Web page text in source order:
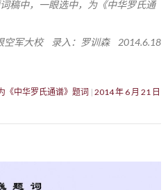
稿中，一眼选中，为《中华罗氏通
空军大校 录入：罗训森 2014.6.18
《中华罗氏通谱》题词 2014 年 6 月 21 日